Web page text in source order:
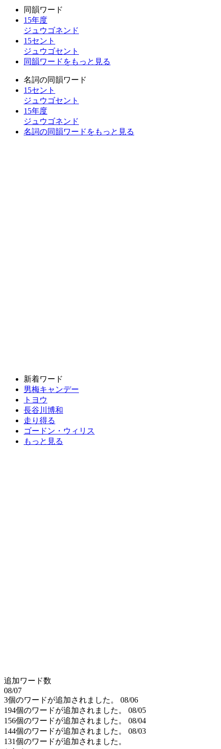
同韻ワード
15年度
ジュウゴネンド
15セント
ジュウゴセント
同韻ワードをもっと見る
名詞の同韻ワード
15セント
ジュウゴセント
15年度
ジュウゴネンド
名詞の同韻ワードをもっと見る
新着ワード
男梅キャンデー
トヨウ
長谷川博和
走り得る
ゴードン・ウィリス
もっと見る
追加ワード数
08/07
3個のワードが追加されました。
08/06
194個のワードが追加されました。
08/05
156個のワードが追加されました。
08/04
144個のワードが追加されました。
08/03
131個のワードが追加されました。